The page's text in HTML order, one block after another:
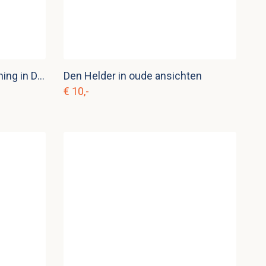
Vintage school plaat Vervening in Drenthe- Klazienaveen nr. 2
Den Helder in oude ansichten
€ 10,-